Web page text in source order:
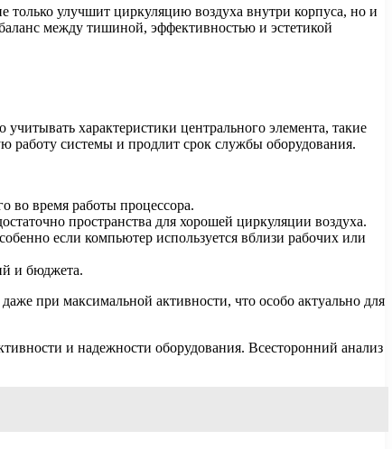
только улучшит циркуляцию воздуха внутри корпуса, но и
между тишиной, эффективностью и эстетикой
характеристики центрального элемента, такие
работу системы и продлит срок службы оборудования.
во время работы процессора.
пространства для хорошей циркуляции воздуха.
если компьютер используется вблизи рабочих или
и бюджета.
при максимальной активности, что особо актуально для
и надежности оборудования. Всесторонний анализ